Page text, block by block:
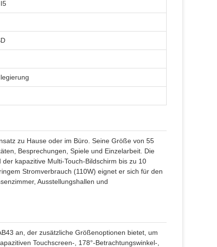
zu Hause oder im Büro. Seine Größe von 55
Besprechungen, Spiele und Einzelarbeit. Die
kapazitive Multi-Touch-Bildschirm bis zu 10
Stromverbrauch (110W) eignet er sich für den
Ausstellungshallen und
an, der zusätzliche Größenoptionen bietet, um
Touchscreen-, 178°-Betrachtungswinkel-,